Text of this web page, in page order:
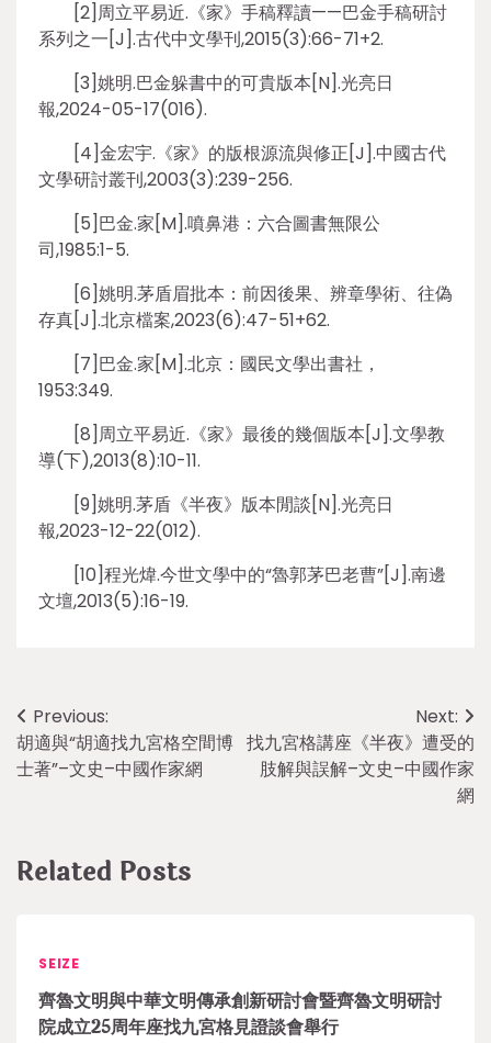
[2]周立平易近.《家》手稿釋讀——巴金手稿研討
系列之一[J].古代中文學刊,2015(3):66-71+2.
[3]姚明.巴金躲書中的可貴版本[N].光亮日
報,2024-05-17(016).
[4]金宏宇.《家》的版根源流與修正[J].中國古代
文學研討叢刊,2003(3):239-256.
[5]巴金.家[M].噴鼻港：六合圖書無限公
司,1985:1-5.
[6]姚明.茅盾眉批本：前因後果、辨章學術、往偽
存真[J].北京檔案,2023(6):47-51+62.
[7]巴金.家[M].北京：國民文學出書社，
1953:349.
[8]周立平易近.《家》最後的幾個版本[J].文學教
導(下),2013(8):10-11.
[9]姚明.茅盾《半夜》版本閒談[N].光亮日
報,2023-12-22(012).
[10]程光煒.今世文學中的“魯郭茅巴老曹”[J].南邊
文壇,2013(5):16-19.
Post
navigation
Previous:
胡適與“胡適找九宮格空間博
士著”–文史–中國作家網
Next:
找九宮格講座《半夜》遭受的
肢解與誤解–文史–中國作家
網
Related Posts
SEIZE
齊魯文明與中華文明傳承創新研討會暨齊魯文明研討
院成立25周年座找九宮格見證談會舉行